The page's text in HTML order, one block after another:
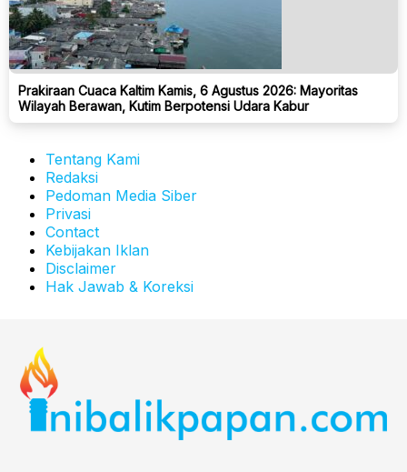
Prakiraan Cuaca Kaltim Kamis, 6 Agustus 2026: Mayoritas
Wilayah Berawan, Kutim Berpotensi Udara Kabur
Tentang Kami
Redaksi
Pedoman Media Siber
Privasi
Contact
Kebijakan Iklan
Disclaimer
Hak Jawab & Koreksi